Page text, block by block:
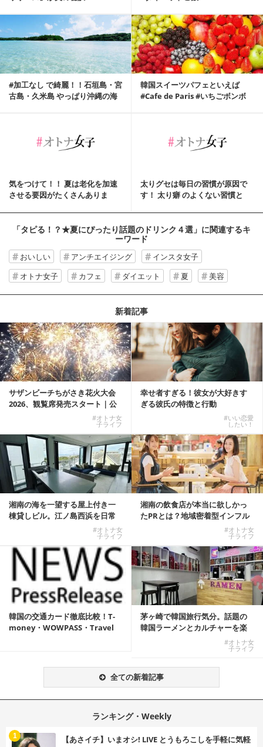
#加工なし で綺麗！！石垣島・宮
古島・久米島 やっぱり沖縄の海
韓国スイーツパフェといえば
#Cafe de Paris #いちごボンボ
気をつけて！！ 夏は老化を加速
させる要因がたくさんありま
太りグセは毎日の習慣が原因で
す！ 太り癖 のよくない習慣と
「タピる！？★夏にぴったり話題のドリンク４選」 に関連するキ
ーワード
おいしい アンチエイジング
インスタ女子
オトナ女子
カフェ ダイエット 夏 美容
新着記事
サザンビーチちがさき花火大会
2026、観覧席発売スタート｜公
#オトナ女
子ライフ
幸せ者すぎる！彼女が大好きす
ぎる彼氏の特徴と行動
#いい恋愛
したい！
湘南の海を一望する屋上付き一
棟貸しビル。江ノ島西浜を日常
#オトナ女
子ライフ
湘南の飲食店が本当に欲しかっ
たPRとは？地域密着型インフル
#オトナ女
子ライフ
韓国の交通カード徹底比較！T-
money・WOWPASS・Travel
茅ヶ崎で韓国旅行気分。話題の
韓国ラーメンとカルチャーを楽
#オトナ女
子ライフ
全ての新着記事
ランキング・Weekly
【あさイチ】いまオシ! LIVE とうもろこしを手軽に気軽
1